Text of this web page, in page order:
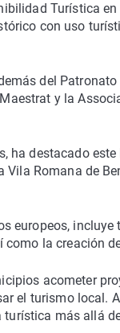
Turística
con uso
del
y la
ha destacado
Romana de
europeos,
la creación
acometer
el turismo local.
más allá